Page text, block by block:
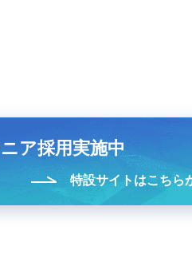
ア採用実施中
特設サイトはこちら